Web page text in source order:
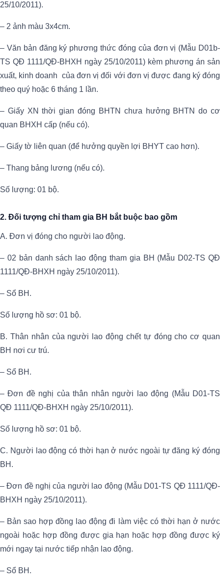
25/10/2011).
– 2 ảnh màu 3x4cm.
– Văn bản đăng ký phương thức đóng của đơn vị (Mẫu D01b-
TS QĐ 1111/QĐ-BHXH ngày 25/10/2011) kèm phương án sản
xuất, kinh doanh của đơn vị đối với đơn vị được đang ký đóng
theo quý hoặc 6 tháng 1 lần.
– Giấy XN thời gian đóng BHTN chưa hưởng BHTN do cơ
quan BHXH cấp (nếu có).
– Giấy tờ liên quan (để hưởng quyền lợi BHYT cao hơn).
– Thang bảng lương (nếu có).
Số lượng: 01 bộ.
2. Đối tượng chỉ tham gia BH bắt buộc bao gồm
A. Đơn vị đóng cho người lao động.
– 02 bản danh sách lao động tham gia BH (Mẫu D02-TS QĐ
1111/QĐ-BHXH ngày 25/10/2011).
– Sổ BH.
Số lượng hồ sơ: 01 bộ.
B. Thân nhân của người lao động chết tự đóng cho cơ quan
BH nơi cư trú.
– Sổ BH.
– Đơn đề nghị của thân nhân người lao động (Mẫu D01-TS
QĐ 1111/QĐ-BHXH ngày 25/10/2011).
Số lượng hồ sơ: 01 bộ.
C. Người lao động có thời hạn ở nước ngoài tự đăng ký đóng
BH.
– Đơn đề nghị của người lao động (Mẫu D01-TS QĐ 1111/QĐ-
BHXH ngày 25/10/2011).
– Bản sao hợp đồng lao động đi làm việc có thời hạn ở nước
ngoài hoặc hợp đồng được gia hạn hoặc hợp đồng được ký
mới ngay tại nước tiếp nhận lao động.
– Sổ BH.